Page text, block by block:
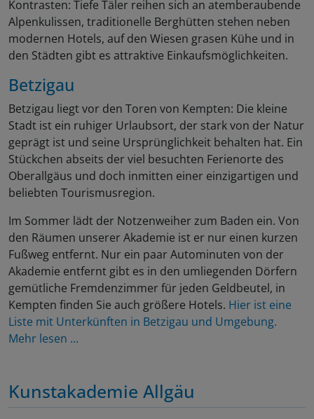
Kontrasten: Tiefe Täler reihen sich an atemberaubende
Alpenkulissen, traditionelle Berghütten stehen neben
modernen Hotels, auf den Wiesen grasen Kühe und in
den Städten gibt es attraktive Einkaufsmöglichkeiten.
Betzigau
Betzigau liegt vor den Toren von Kempten: Die kleine
Stadt ist ein ruhiger Urlaubsort, der stark von der Natur
geprägt ist und seine Ursprünglichkeit behalten hat. Ein
Stückchen abseits der viel besuchten Ferienorte des
Oberallgäus und doch inmitten einer einzigartigen und
beliebten Tourismusregion.
Im Sommer lädt der Notzenweiher zum Baden ein. Von
den Räumen unserer Akademie ist er nur einen kurzen
Fußweg entfernt. Nur ein paar Autominuten von der
Akademie entfernt gibt es in den umliegenden Dörfern
gemütliche Fremdenzimmer für jeden Geldbeutel, in
Kempten finden Sie auch größere Hotels. Hier ist eine
Liste mit Unterkünften in Betzigau und Umgebung.
Mehr lesen ...
Kunstakademie Allgäu